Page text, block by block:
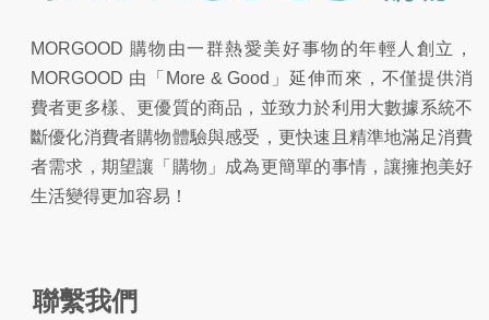
MORGOOD 購物由一群熱愛美好事物的年輕人創立，
MORGOOD 由「More & Good」延伸而來，不僅提供消
費者更多樣、更優質的商品，並致力於利用大數據系統不
斷優化消費者購物體驗與感受，更快速且精準地滿足消費
者需求，期望讓「購物」成為更簡單的事情，讓擁抱美好
生活變得更加容易！
聯繫我們